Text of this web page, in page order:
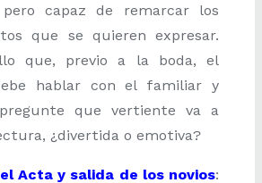
capaz de remarcar los
que se quieren expresar.
que, previo a la boda, el
hablar con el familiar y
que vertiente va a
¿divertida o emotiva?
Acta y salida de los novios: